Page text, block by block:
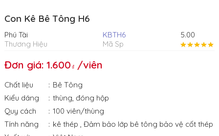
Con Kê Bê Tông H6
Phú Tài
Thương Hiệu
KBTH6
Mã Sp
5.00
Đơn giá: 1.600 /viên
Chất liệu
Bê Tông
Kiểu dáng
thùng, đóng hộp
Quy cách
100 viên/thùng
Tính năng
kê thép , Đảm bảo lớp bê tông bảo vệ cốt thép